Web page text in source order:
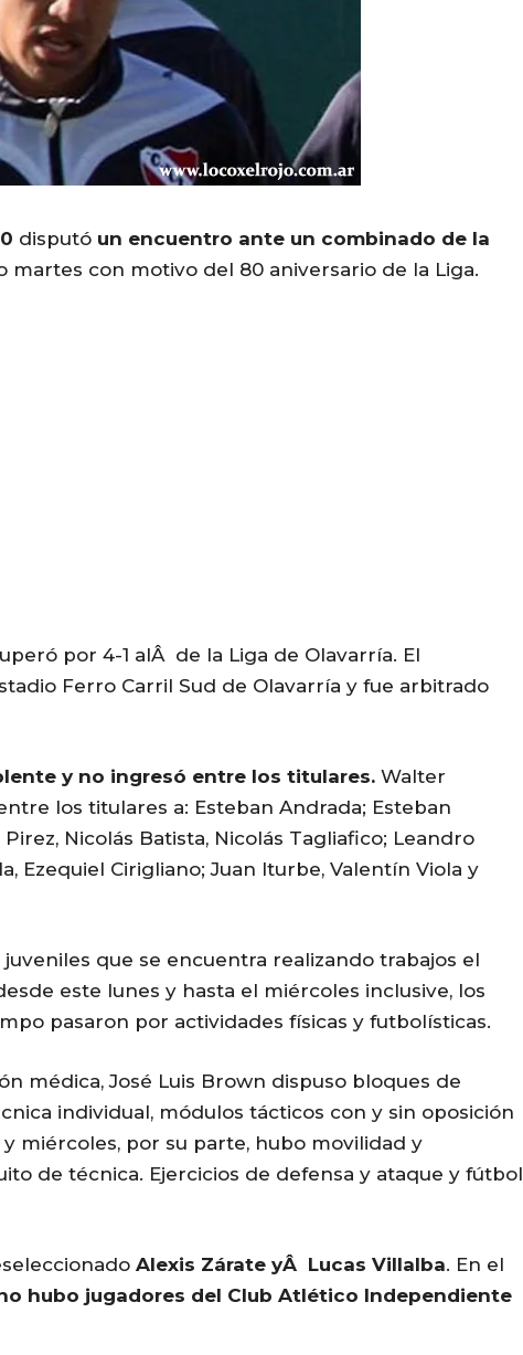
disputó un encuentro ante un combinado de la
martes con motivo del 80 aniversario de la Liga.
por 4-1 alÂ de la Liga de Olavarría. El
Ferro Carril Sud de Olavarría y fue arbitrado
y no ingresó entre los titulares. Walter
los titulares a: Esteban Andrada; Esteban
Nicolás Batista, Nicolás Tagliafico; Leandro
Ezequiel Cirigliano; Juan Iturbe, Valentín Viola y
que se encuentra realizando trabajos el
este lunes y hasta el miércoles inclusive, los
pasaron por actividades físicas y futbolísticas.
médica, José Luis Brown dispuso bloques de
individual, módulos tácticos con y sin oposición
miércoles, por su parte, hubo movilidad y
de técnica. Ejercicios de defensa y ataque y fútbol
Alexis Zárate yÂ Lucas Villalba. En el
hubo jugadores del Club Atlético Independiente